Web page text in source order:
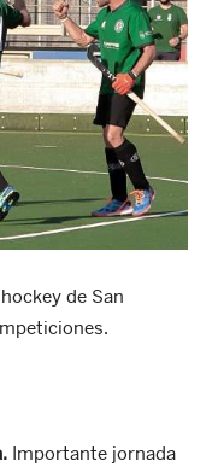
de San
Importante jornada